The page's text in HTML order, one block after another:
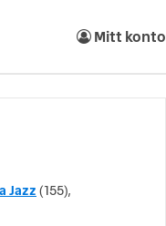
Mitt konto
Jazz (155),